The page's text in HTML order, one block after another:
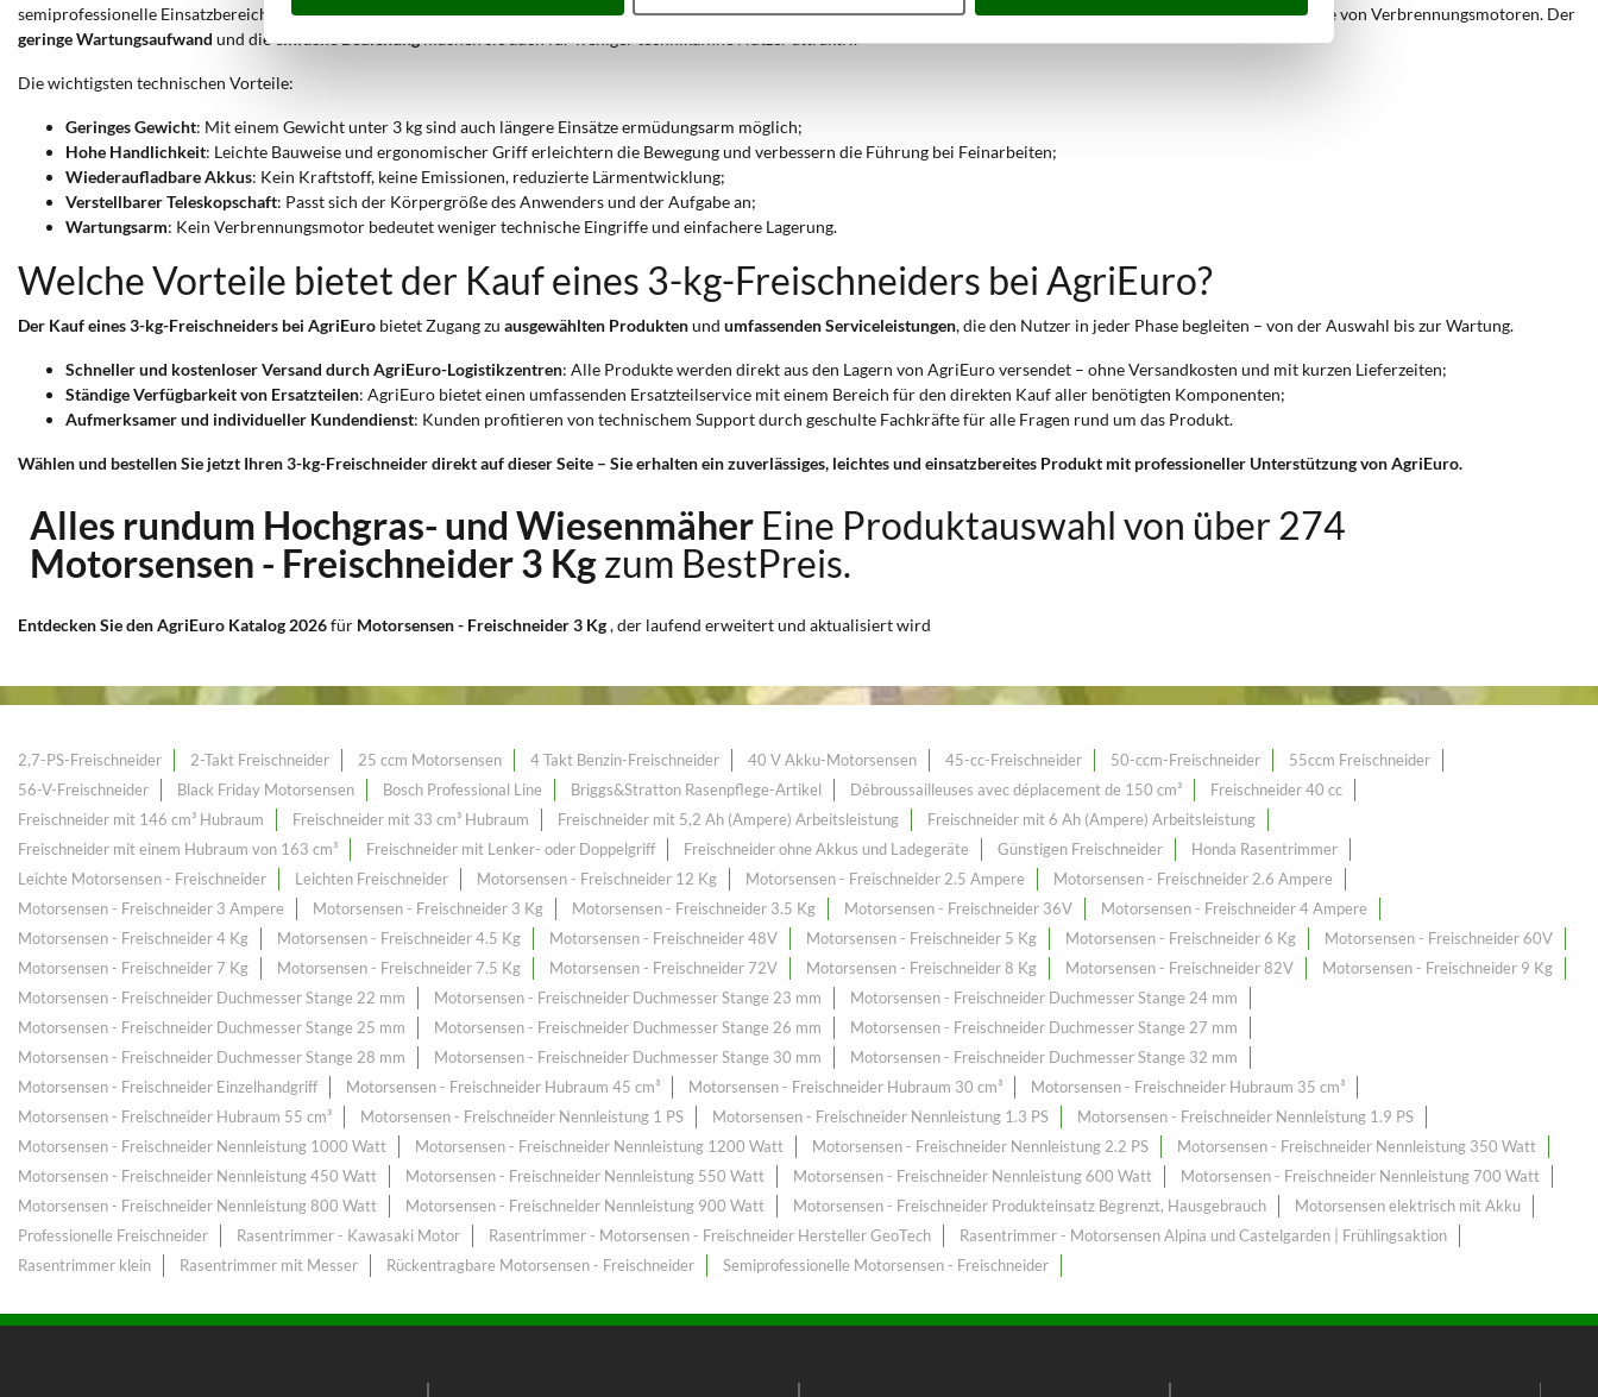
semiprofessionelle Einsatzbereiche, in denen Komfort entscheidend ist. DerAkkubetrieberweitert den Einsatzradius über Netzstrom hinaus und vermeidet die typischen Nachteile von Verbrennungsmotoren. Der
geringe Wartungsaufwand und dieeinfache Bedienungmachen sie auch für weniger technikaffine Nutzer attraktiv.
Die wichtigsten technischen Vorteile:
Geringes Gewicht: Mit einem Gewicht unter 3 kg sind auch längere Einsätze ermüdungsarm möglich;
Hohe Handlichkeit: Leichte Bauweise und ergonomischer Griff erleichtern die Bewegung und verbessern die Führung bei Feinarbeiten;
Wiederaufladbare Akkus: Kein Kraftstoff, keine Emissionen, reduzierte Lärmentwicklung;
Verstellbarer Teleskopschaft: Passt sich der Körpergröße des Anwenders und der Aufgabe an;
Wartungsarm: Kein Verbrennungsmotor bedeutet weniger technische Eingriffe und einfachere Lagerung.
Welche Vorteile bietet der Kauf eines 3-kg-Freischneiders bei AgriEuro?
Der Kauf eines 3-kg-Freischneiders bei AgriEuro bietet Zugang zu ausgewählten Produktenund umfassenden Serviceleistungen, die den Nutzer in jeder Phase begleiten – von der Auswahl bis zur Wartung.
Schneller und kostenloser Versand durch AgriEuro-Logistikzentren: Alle Produkte werden direkt aus den Lagern von AgriEuro versendet – ohne Versandkosten und mit kurzen Lieferzeiten;
Ständige Verfügbarkeit von Ersatzteilen: AgriEuro bietet einen umfassenden Ersatzteilservice mit einem Bereich für den direkten Kauf aller benötigten Komponenten;
Aufmerksamer und individueller Kundendienst: Kunden profitieren von technischem Support durch geschulte Fachkräfte für alle Fragen rund um das Produkt.
Wählen und bestellen Sie jetzt Ihren 3-kg-Freischneider direkt auf dieser Seite – Sie erhalten ein zuverlässiges, leichtes und einsatzbereites Produkt mit professioneller Unterstützung von AgriEuro.
Alles rundum Hochgras- und Wiesenmäher Eine Produktauswahl von über 274
Motorsensen - Freischneider 3 Kgzum BestPreis.
Entdecken Sie den AgriEuro Katalog 2026für Motorsensen - Freischneider 3 Kg, der laufend erweitert und aktualisiert wird
2,7-PS-Freischneider 2-Takt Freischneider 25 ccm Motorsensen 4 Takt Benzin-Freischneider 40 V Akku-Motorsensen 45-cc-Freischneider 50-ccm-Freischneider
55ccm Freischneider
56-V-Freischneider
Black Friday Motorsensen Bosch Professional Line Briggs&Stratton Rasenpflege-Artikel Débroussailleuses avec déplacement de 150 cm³
Freischneider 40 cc
Freischneider mit 146 cm³ Hubraum
Freischneider mit 33 cm³ Hubraum Freischneider mit 5,2 Ah (Ampere) Arbeitsleistung
Freischneider mit 6 Ah (Ampere) Arbeitsleistung
Freischneider mit einem Hubraum von 163 cm³
Freischneider mit Lenker- oder Doppelgriff Freischneider ohne Akkus und Ladegeräte Günstigen Freischneider
Honda Rasentrimmer
Leichte Motorsensen - Freischneider
Leichten Freischneider Motorsensen - Freischneider 12 Kg Motorsensen - Freischneider 2.5 Ampere
Motorsensen - Freischneider 2.6 Ampere
Motorsensen - Freischneider 3 Ampere
Motorsensen - Freischneider 3 Kg Motorsensen - Freischneider 3.5 Kg Motorsensen - Freischneider 36V
Motorsensen - Freischneider 4 Ampere
Motorsensen - Freischneider 4 Kg
Motorsensen - Freischneider 4.5 Kg Motorsensen - Freischneider 48V Motorsensen - Freischneider 5 Kg Motorsensen - Freischneider 6 Kg
Motorsensen - Freischneider 60V
Motorsensen - Freischneider 7 Kg
Motorsensen - Freischneider 7.5 Kg Motorsensen - Freischneider 72V Motorsensen - Freischneider 8 Kg Motorsensen - Freischneider 82V
Motorsensen - Freischneider 9 Kg
Motorsensen - Freischneider Duchmesser Stange 22 mm
Motorsensen - Freischneider Duchmesser Stange 23 mm
Motorsensen - Freischneider Duchmesser Stange 24 mm
Motorsensen - Freischneider Duchmesser Stange 25 mm
Motorsensen - Freischneider Duchmesser Stange 26 mm
Motorsensen - Freischneider Duchmesser Stange 27 mm
Motorsensen - Freischneider Duchmesser Stange 28 mm
Motorsensen - Freischneider Duchmesser Stange 30 mm
Motorsensen - Freischneider Duchmesser Stange 32 mm
Motorsensen - Freischneider Einzelhandgriff
Motorsensen - Freischneider Hubraum 45 cm³ Motorsensen - Freischneider Hubraum 30 cm³
Motorsensen - Freischneider Hubraum 35 cm³
Motorsensen - Freischneider Hubraum 55 cm³
Motorsensen - Freischneider Nennleistung 1 PS Motorsensen - Freischneider Nennleistung 1.3 PS
Motorsensen - Freischneider Nennleistung 1.9 PS
Motorsensen - Freischneider Nennleistung 1000 Watt
Motorsensen - Freischneider Nennleistung 1200 Watt Motorsensen - Freischneider Nennleistung 2.2 PS
Motorsensen - Freischneider Nennleistung 350 Watt
Motorsensen - Freischneider Nennleistung 450 Watt
Motorsensen - Freischneider Nennleistung 550 Watt Motorsensen - Freischneider Nennleistung 600 Watt
Motorsensen - Freischneider Nennleistung 700 Watt
Motorsensen - Freischneider Nennleistung 800 Watt
Motorsensen - Freischneider Nennleistung 900 Watt Motorsensen - Freischneider Produkteinsatz Begrenzt, Hausgebrauch
Motorsensen elektrisch mit Akku
Professionelle Freischneider
Rasentrimmer - Kawasaki Motor Rasentrimmer - Motorsensen - Freischneider Hersteller GeoTech
Rasentrimmer - Motorsensen Alpina und Castelgarden | Frühlingsaktion
Rasentrimmer klein
Rasentrimmer mit Messer Rückentragbare Motorsensen - Freischneider Semiprofessionelle Motorsensen - Freischneider